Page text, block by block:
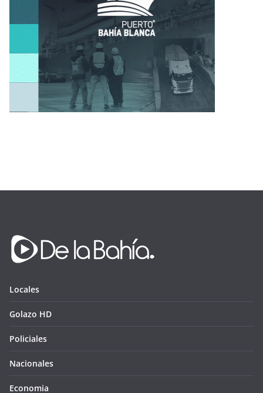
Locales
Golazo HD
Policiales
Nacionales
Economia